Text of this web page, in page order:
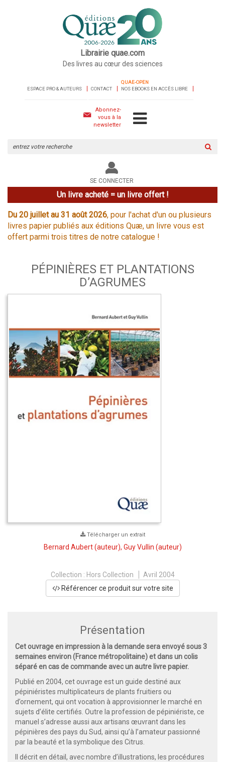
Librairie quae.com
Des livres au cœur des sciences
ESPACE PRO & AUTEURS CONTACT
QUAE-OPEN
NOS EBOOKS EN ACCÈS LIBRE
Abonnez-
vous à la
newsletter
le
site
SE CONNECTER
Un livre acheté = un livre offert !
Du 20 juillet au 31 août 2026, pour l'achat d'un ou plusieurs
livres papier publiés aux éditions Quæ, un livre vous est
offert parmi trois titres de notre catalogue !
PÉPINIÈRES ET PLANTATIONS
D’AGRUMES
Télécharger un extrait
Bernard Aubert(auteur), Guy Vullin (auteur)
Collection : Hors Collection
Avril 2004
Référencer ce produit sur votre site
Présentation
Cet ouvrage en impression à la demande sera envoyé sous 3
semaines environ (France métropolitaine) et dans un colis
séparé en cas de commande avec un autre livre papier.
Publié en 2004, cet ouvrage est un guide destiné aux
pépiniéristes multiplicateurs de plants fruitiers ou
d’ornement, qui ont vocation à approvisionner le marché en
sujets d’élite certifiés. Outre la profession de pépiniériste, ce
manuel s’adresse aussi aux artisans œuvrant dans les
pépinières des pays du Sud, ainsi qu’à l’amateur passionné
par la beauté et la symbolique des Citrus.
Il décrit en détail, avec nombre d’illustrations, les procédures